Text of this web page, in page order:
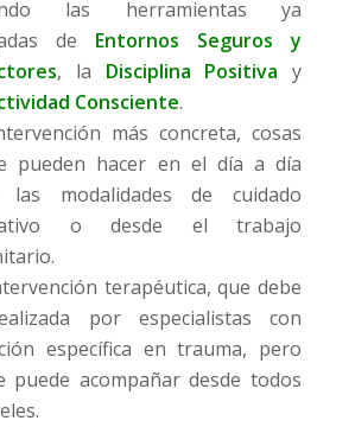
las herramientas ya
de Entornos Seguros y
, la Disciplina Positiva y
Consciente.
más concreta, cosas
pueden hacer en el día a día
las modalidades de cuidado
o desde el trabajo
terapéutica, que debe
por especialistas con
específica en trauma, pero
puede acompañar desde todos